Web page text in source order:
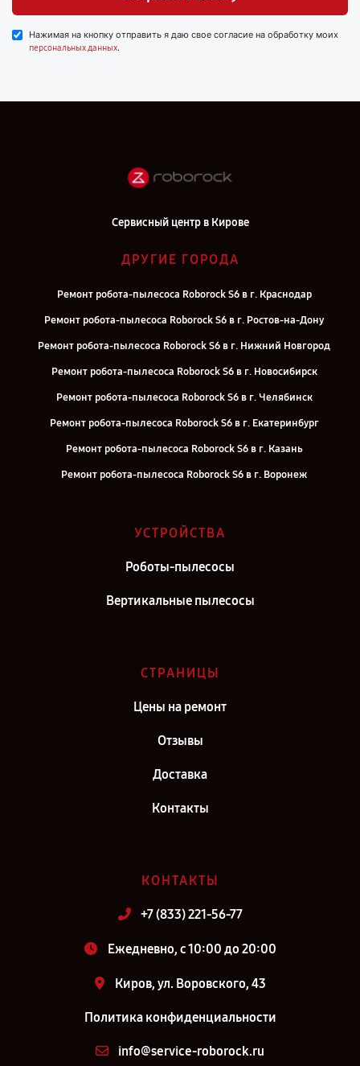
Нажимая на кнопку отправить я даю свое согласие на обработку моих
персональных данных.
Сервисный центр в Кирове
ДРУГИЕ ГОРОДА
Ремонт робота-пылесоса Roborock S6 в г. Краснодар
Ремонт робота-пылесоса Roborock S6 в г. Ростов-на-Дону
Ремонт робота-пылесоса Roborock S6 в г. Нижний Новгород
Ремонт робота-пылесоса Roborock S6 в г. Новосибирск
Ремонт робота-пылесоса Roborock S6 в г. Челябинск
Ремонт робота-пылесоса Roborock S6 в г. Екатеринбург
Ремонт робота-пылесоса Roborock S6 в г. Казань
Ремонт робота-пылесоса Roborock S6 в г. Воронеж
Ремонт робота-пылесоса Roborock S6 в г. Самара
УСТРОЙСТВА
Роботы-пылесосы
Вертикальные пылесосы
СТРАНИЦЫ
Цены на ремонт
Отзывы
Доставка
Контакты
КОНТАКТЫ
+7 (833) 221-56-77
Ежедневно, с 10:00 до 20:00
Киров, ул. Воровского, 43
Политика конфиденциальности
info@service-roborock.ru